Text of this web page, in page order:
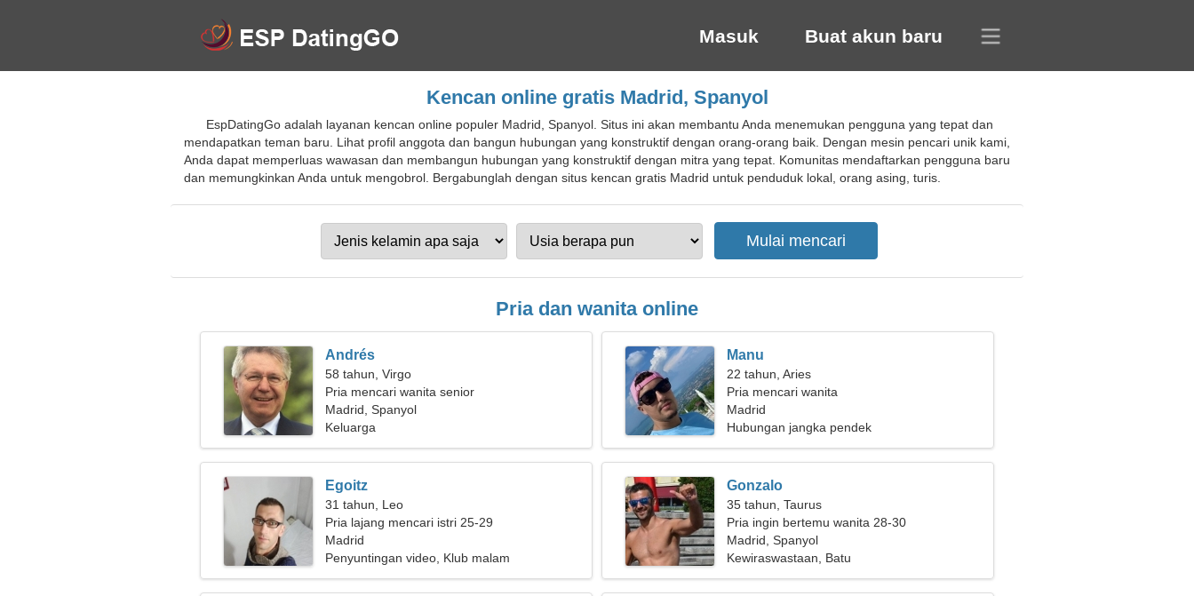
Masuk Buat akun baru
Kencan online gratis Madrid, Spanyol
EspDatingGo adalah layanan kencan online populer Madrid, Spanyol. Situs ini akan membantu Anda menemukan pengguna yang tepat dan
mendapatkan teman baru. Lihat profil anggota dan bangun hubungan yang konstruktif dengan orang-orang baik. Dengan mesin pencari unik kami,
Anda dapat memperluas wawasan dan membangun hubungan yang konstruktif dengan mitra yang tepat. Komunitas mendaftarkan pengguna baru
dan memungkinkan Anda untuk mengobrol. Bergabunglah dengan situs kencan gratis Madrid untuk penduduk lokal, orang asing, turis.
Pria dan wanita online
Andrés
58 tahun, Virgo
Pria mencari wanita senior
Madrid, Spanyol
Keluarga
Manu
22 tahun, Aries
Pria mencari wanita
Madrid
Hubungan jangka pendek
Egoitz
31 tahun, Leo
Pria lajang mencari istri 25-29
Madrid
Penyuntingan video, Klub malam
Gonzalo
35 tahun, Taurus
Pria ingin bertemu wanita 28-30
Madrid, Spanyol
Kewiraswastaan, Batu